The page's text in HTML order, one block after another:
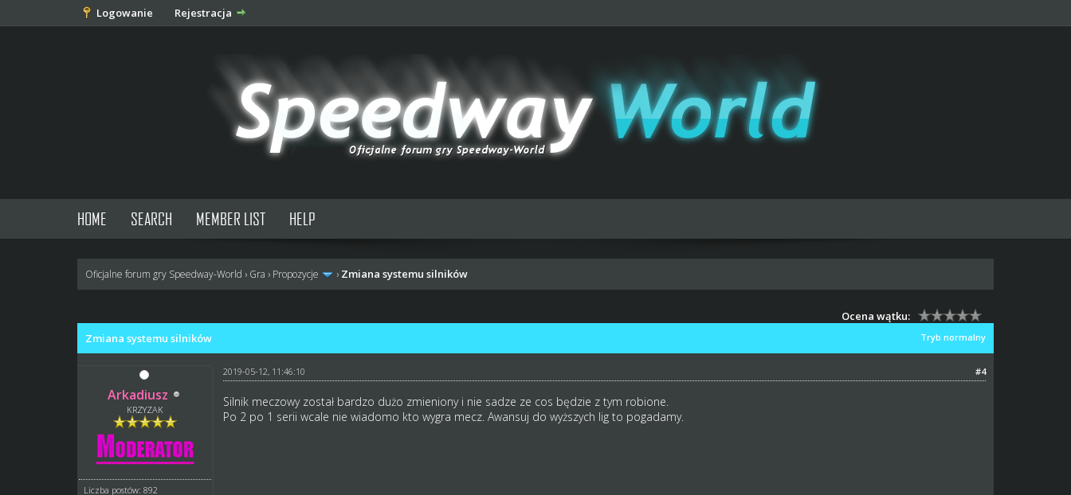
Logowanie Rejestracja
HOME SEARCH MEMBER LIST HELP
Oficjalne forum gry Speedway-World › Gra › Propozycje › Zmiana systemu silników
Ocena wątku:
Tryb normalny
Zmiana systemu silników
Arkadiusz
KRZYZAK
Liczba postów: 892
#4
2019-05-12, 11:46:10
Silnik meczowy został bardzo dużo zmieniony i nie sadze ze cos będzie z tym robione.
Po 2 po 1 serii wcale nie wiadomo kto wygra mecz. Awansuj do wyższych lig to pogadamy.